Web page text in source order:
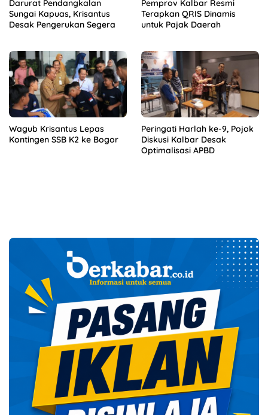
Darurat Pendangkalan
Sungai Kapuas, Krisantus
Desak Pengerukan Segera
Pemprov Kalbar Resmi
Terapkan QRIS Dinamis
untuk Pajak Daerah
Wagub Krisantus Lepas
Kontingen SSB K2 ke Bogor
Peringati Harlah ke-9, Pojok
Diskusi Kalbar Desak
Optimalisasi APBD